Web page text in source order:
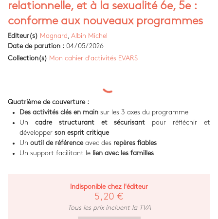
relationnelle, et à la sexualité 6e, 5e :
conforme aux nouveaux programmes
Editeur(s) Magnard
Albin Michel
Date de parution : 04/05/2026
Collection(s) Mon cahier d'activités EVARS
Quatrième de couverture :
Des activités clés en main sur les 3 axes du programme
Un cadre structurant et sécurisant pour réfléchir et
développer son esprit critique
Un outil de référence avec des repères fiables
Un support facilitant le
lien avec les familles
Indisponible chez l'éditeur
5,20 €
Tous les prix incluent la TVA